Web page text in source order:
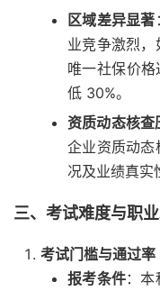
区域差异显著
业竞争激烈，
唯一社保价格
低 30%。
资质动态核查
企业资质动
况及业绩真实
三、考试难度与职
考试门槛与通过率
报考条件：